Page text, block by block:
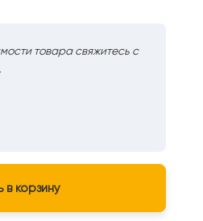
товара свяжитесь с
в корзину